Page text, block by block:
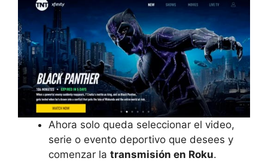
Ahora solo queda seleccionar el video,
serie o evento deportivo que desees y
comenzar la transmisión en Roku.